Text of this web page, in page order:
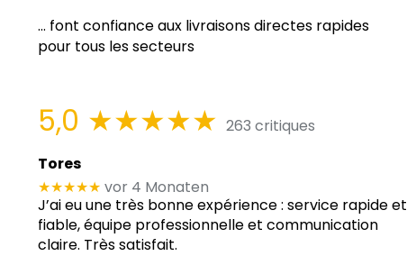
... font confiance aux livraisons directes rapides
pour tous les secteurs
5,0 ★★★★★ 263 critiques
Tores
★★★★★ vor 4 Monaten
J’ai eu une très bonne expérience : service rapide et
fiable, équipe professionnelle et communication
claire. Très satisfait.